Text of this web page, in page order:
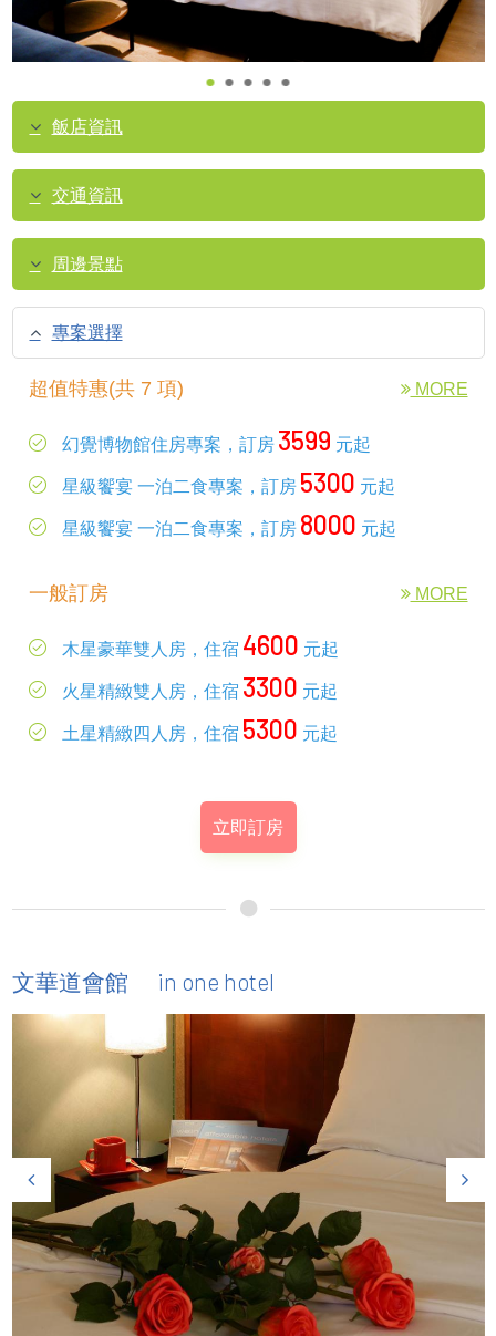
飯店資訊
交通資訊
周邊景點
專案選擇
超值特惠(共 7 項) MORE
幻覺博物館住房專案，訂房 3599 元起
星級饗宴 一泊二食專案，訂房 5300 元起
星級饗宴 一泊二食專案，訂房 8000 元起
一般訂房 MORE
木星豪華雙人房，住宿 4600 元起
火星精緻雙人房，住宿 3300 元起
土星精緻四人房，住宿 5300 元起
立即訂房
文華道會館 in one hotel